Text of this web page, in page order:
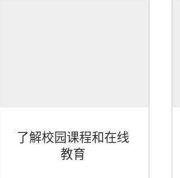
了解校园课程和在线
教育